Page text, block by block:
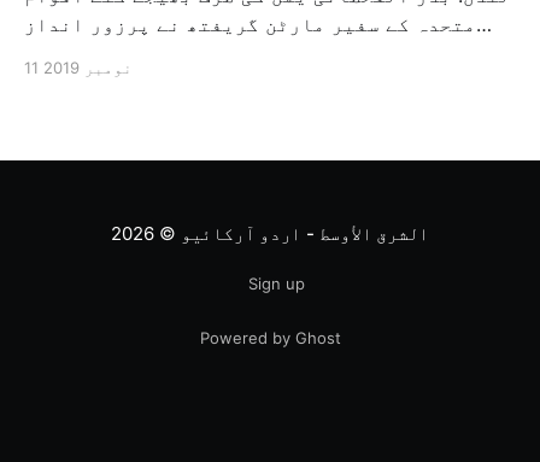
متحدہ کے سفیر مارٹن گریفتھ نے پرزور انداز
ثالثی اور اس کشمکش کی حدبندی کرنے کے لئے ایک
11 نومبر 2019
الشرق الأوسط - اردو آرکائیو © 2026
Sign up
Powered by Ghost